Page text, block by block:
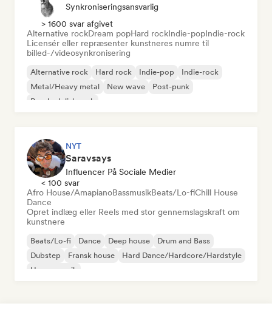
Synkroniseringsansvarlig
> 1600 svar afgivet
Alternative rockDream popHard rockIndie-popIndie-rock
Licensér eller repræsenter kunstneres numre til
billed-/videosynkronisering
Alternative rock Hard rock Indie-pop
Indie-rock
Metal/Heavy metal
New wave
Post-punk
Psychedelisk rock
NYT
Saravsays
Influencer På Sociale Medier
< 100 svar
Afro House/AmapianoBassmusikBeats/Lo-fiChill House
Dance
Opret indlæg eller Reels med stor gennemslagskraft om
kunstnere
Beats/Lo-fi Dance Deep house
Drum and Bass
Dubstep
Fransk house
Hard Dance/Hardcore/Hardstyle
House-musik